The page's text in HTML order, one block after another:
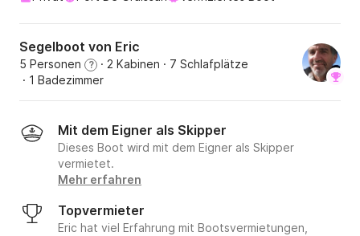
Segelboot von Eric
5 Personen ? · 2 Kabinen · 7 Schlafplätze
· 1 Badezimmer
Mit dem Eigner als Skipper
Dieses Boot wird mit dem Eigner als Skipper
vermietet.
Mehr erfahren
Topvermieter
Eric hat viel Erfahrung mit Bootsvermietungen,